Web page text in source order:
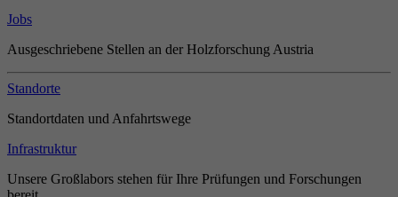
Jobs
Ausgeschriebene Stellen an der Holzforschung Austria
Standorte
Standortdaten und Anfahrtswege
Infrastruktur
Unsere Großlabors stehen für Ihre Prüfungen und Forschungen